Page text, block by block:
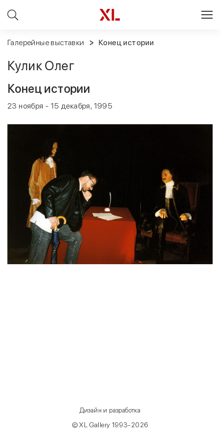
Галерейные выставки Конец истории
Кулик Олег
Конец истории
23 ноября - 15 декабря, 1995
© XL Gallery 1993-2026
Дизайн и разработка